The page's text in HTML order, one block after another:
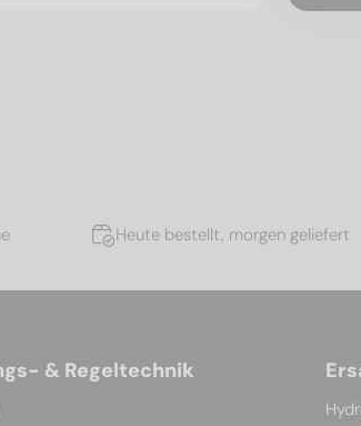
Heute bestellt, morgen geliefert
& Regeltechnik